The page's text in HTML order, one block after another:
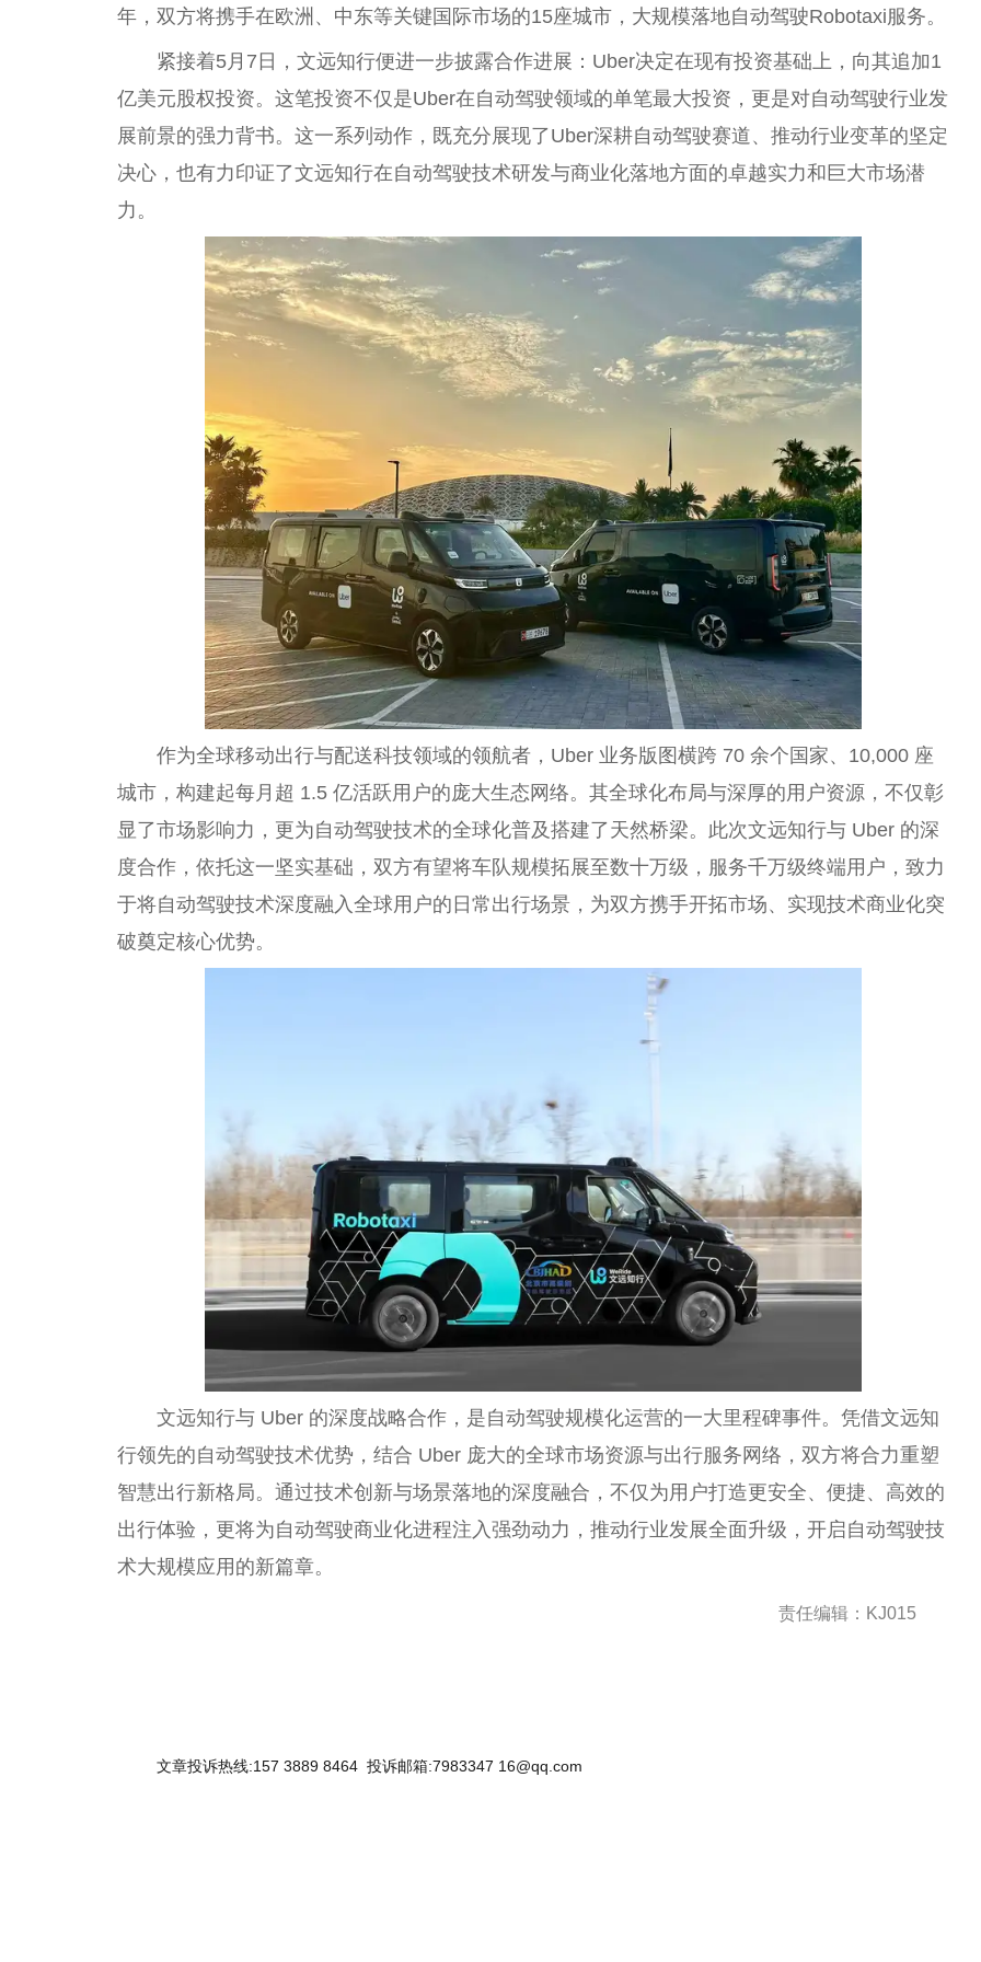
年，双方将携手在欧洲、中东等关键国际市场的15座城市，大规模落地自动驾驶Robotaxi服务。
紧接着5月7日，文远知行便进一步披露合作进展 ：Uber决定在现有投资基础上，向其追加1
亿美元股权投资。这笔投资不仅是Uber在自动驾驶领域的单笔最大投资 ，更是对自动驾驶行业发
展前景的强力背书。这一系列动作，既充分展现了Uber深耕自动驾驶赛道、推动行业变革的坚定
决心，也有力印证了文远知行在自动驾驶技术研发与商业化落地方面的卓越实力和巨大市场潜
力。
作为全球移动出行与配送科技领域的领航者，Uber 业务版图横跨 70 余个 国家、10,000 座
城市，构建起每月超 1.5 亿活跃用户的庞大生态网络。其全球化布局与深厚的用户资源，不仅彰
显了市场影响力，更为自动驾驶技术的全球化普及搭建了天然桥梁。此次文远知行与 Uber 的深
度合作，依托这一坚实基础，双方有望将车队规模拓展至数十万级，服务千万级终端用户，致力
于将自动驾驶技术深度融入全球用户的日常出行场景，为双方携手开拓市场、实现技术商业化突
破奠定核心优势。
文远知行与 Uber 的深度战略合作，是自动驾驶规模化运营的一大里程碑事件。凭借文远知
行领先的自动驾驶技术优势，结合 Uber 庞大的全球市场资源与出行服务网络，双方将合力重塑
智慧出行新格局。通过技术创新与场景落地的深度融合，不仅为用户打造更安全、便捷、高效的
出行体验，更将为自动驾驶商业化进程注入强劲动力，推动行业发展全面升级，开启自动驾驶技
术大规模应用的新篇章。
责任编辑：KJ015
文章投诉热线:157 3889 8464 投诉邮箱:7983347 16@qq.com